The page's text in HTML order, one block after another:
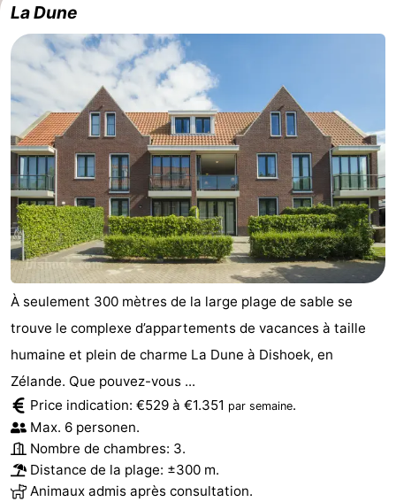
La Dune
À seulement 300 mètres de la large plage de sable se
trouve le complexe d’appartements de vacances à taille
humaine et plein de charme La Dune à Dishoek, en
Zélande. Que pouvez-vous ...
Price indication: €529 à €1.351 par semaine.
Max. 6 personen.
Nombre de chambres: 3.
Distance de la plage: ±300 m.
Animaux admis après consultation.